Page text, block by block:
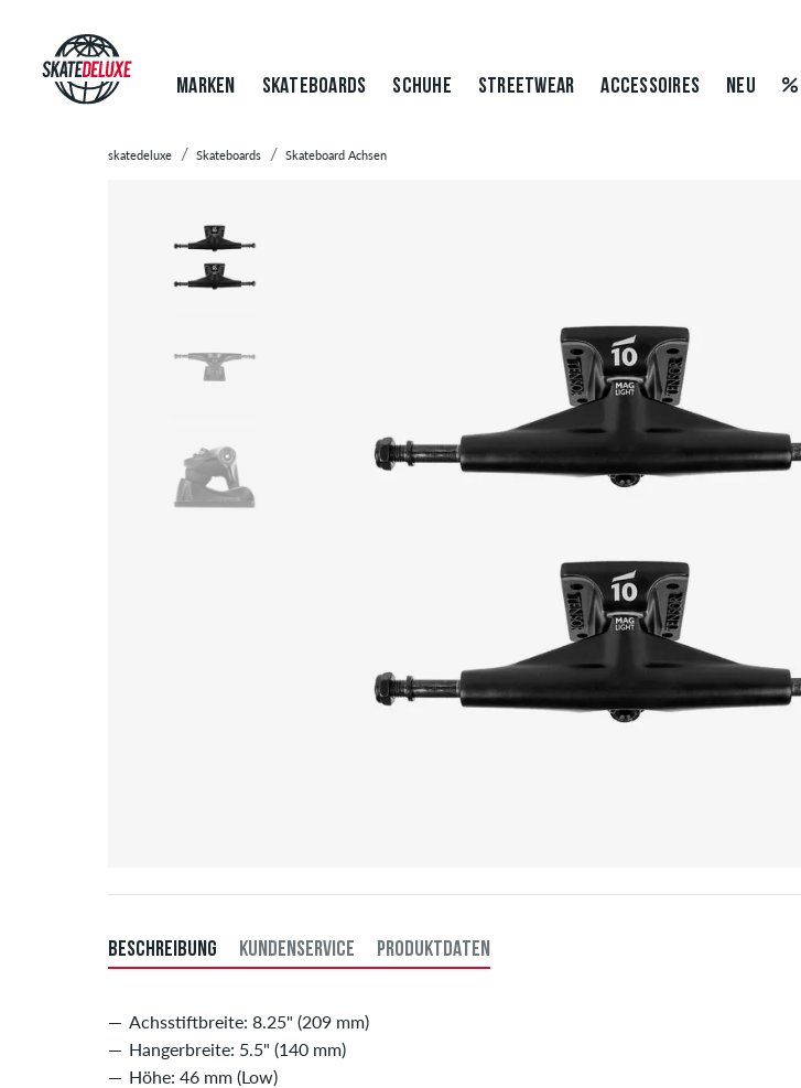
MARKEN SKATEBOARDS SCHUHE STREETWEAR ACCESSOIRES NEU
skatedeluxe Skateboards Skateboard Achsen
BESCHREIBUNG KUNDENSERVICE PRODUKTDATEN
Achsstiftbreite: 8.25" (209 mm)
Hangerbreite: 5.5" (140 mm)
Höhe: 46 mm (Low)